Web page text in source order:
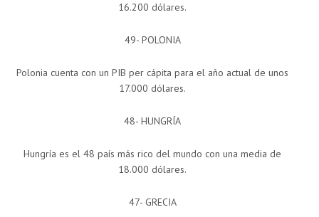
16.200 dólares.
49- POLONIA
Polonia cuenta con un PIB per cápita para el año actual de unos
17.000 dólares.
48- HUNGRÍA
Hungría es el 48 país más rico del mundo con una media de
18.000 dólares.
47- GRECIA